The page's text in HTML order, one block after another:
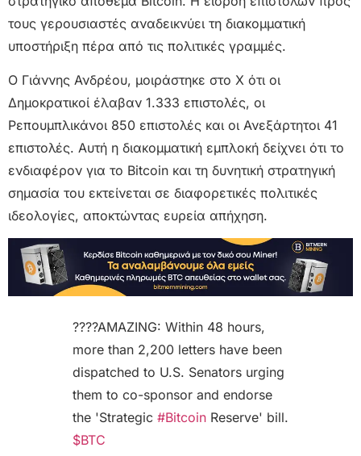
τους γερουσιαστές αναδεικνύει τη διακομματική
υποστήριξη πέρα από τις πολιτικές γραμμές.
O Γιάννης Ανδρέου, μοιράστηκε στο Χ ότι οι
Δημοκρατικοί έλαβαν 1.333 επιστολές, οι
Ρεπουμπλικάνοι 850 επιστολές και οι Ανεξάρτητοι 41
επιστολές. Αυτή η διακομματική εμπλοκή δείχνει ότι το
ενδιαφέρον για το Bitcoin και τη δυνητική στρατηγική
σημασία του εκτείνεται σε διαφορετικές πολιτικές
ιδεολογίες, αποκτώντας ευρεία απήχηση.
????AMAZING: Within 48 hours,
more than 2,200 letters have been
dispatched to U.S. Senators urging
them to co-sponsor and endorse
the 'Strategic #Bitcoin Reserve' bill.
$BTC